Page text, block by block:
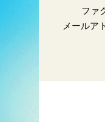
ファ
メールア